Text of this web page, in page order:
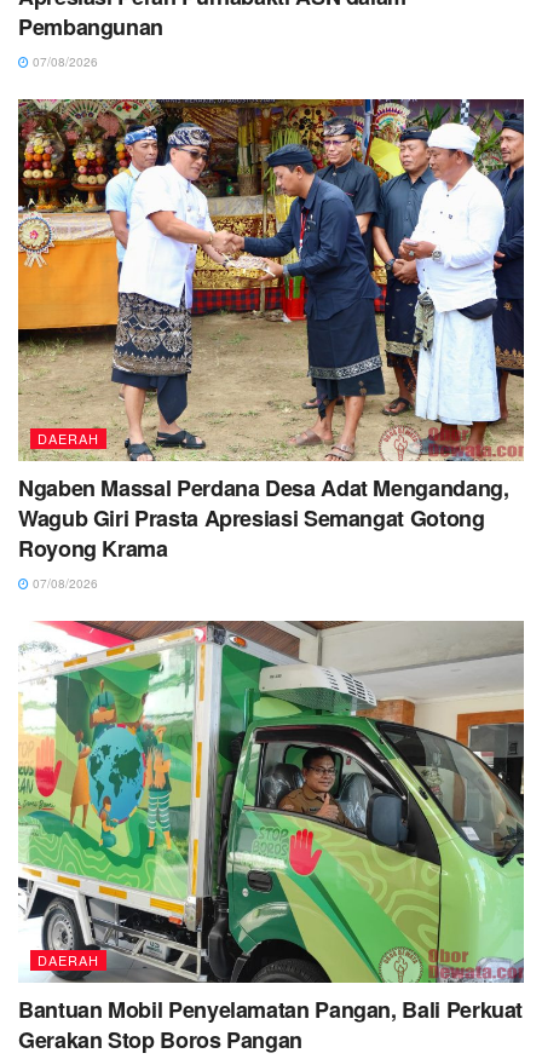
Pembangunan
07/08/2026
DAERAH
Ngaben Massal Perdana Desa Adat Mengandang,
Wagub Giri Prasta Apresiasi Semangat Gotong
Royong Krama
07/08/2026
DAERAH
Bantuan Mobil Penyelamatan Pangan, Bali Perkuat
Gerakan Stop Boros Pangan